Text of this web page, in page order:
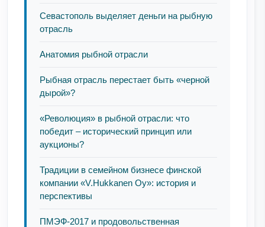
Севастополь выделяет деньги на рыбную
отрасль
Анатомия рыбной отрасли
Рыбная отрасль перестает быть «черной
дырой»?
«Революция» в рыбной отрасли: что
победит – исторический принцип или
аукционы?
Традиции в семейном бизнесе финской
компании «V.Hukkanen Oy»: история и
перспективы
ПМЭФ-2017 и продовольственная